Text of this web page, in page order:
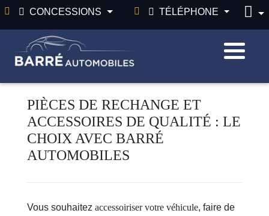
CONCESSIONS TÉLÉPHONE
PIÈCES DE RECHANGE ET
ACCESSOIRES DE QUALITÉ : LE
CHOIX AVEC BARRÉ
AUTOMOBILES
Vous souhaitez accessoiriser votre véhicule, faire de